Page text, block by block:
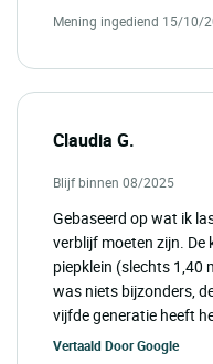
Mening ingediend 15/10/
Claudia G.
Blijf binnen 08/2025
Gebaseerd op wat ik
verblijf moeten zijn. De
piepklein (slechts 1,40
was niets bijzonders,
vijfde generatie heeft
Vertaald DoorGoogle